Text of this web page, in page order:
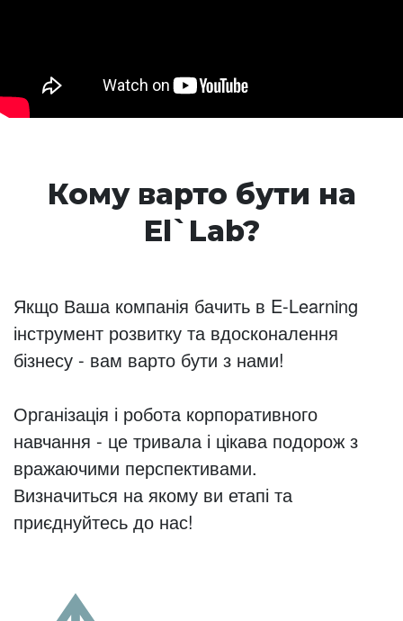
Кому варто бути на
El`Lab?
Якщо Ваша компанія бачить в E-Learning
інструмент розвитку та вдосконалення
бізнесу - вам варто бути з нами!
Організація і робота корпоративного
навчання - це тривала і цікава подорож з
вражаючими перспективами.
Визначиться на якому ви етапі та
приєднуйтесь до нас!